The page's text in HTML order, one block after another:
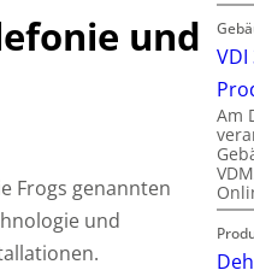
und
Frogs genannten
und
Am